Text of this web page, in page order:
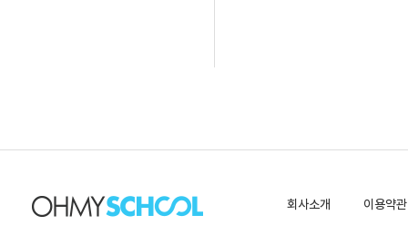
회사소개 이용약관